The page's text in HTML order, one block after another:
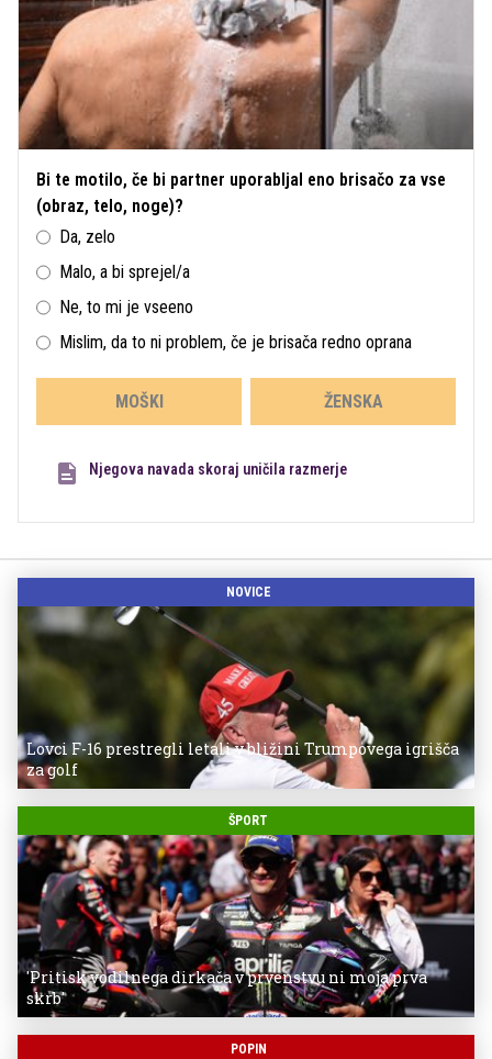
Bi te motilo, če bi partner uporabljal eno brisačo za vse
(obraz, telo, noge)?
Da, zelo
Malo, a bi sprejel/a
Ne, to mi je vseeno
Mislim, da to ni problem, če je brisača redno oprana
MOŠKI ŽENSKA
Njegova navada skoraj uničila razmerje
NOVICE
Lovci F-16 prestregli letali v bližini Trumpovega igrišča
za golf
ŠPORT
'Pritisk vodilnega dirkača v prvenstvu ni moja prva
skrb'
POPIN